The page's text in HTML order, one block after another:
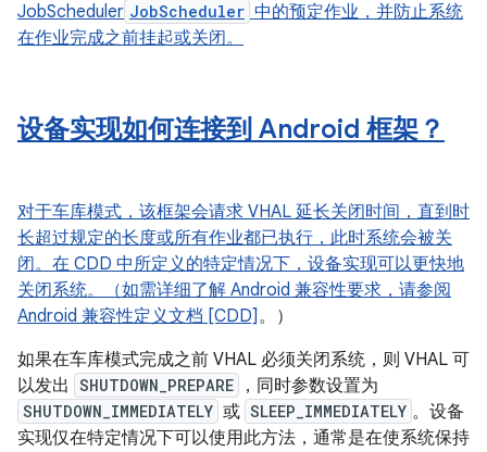
JobScheduler JobScheduler 中的预定作业，并防止系统
在作业完成之前挂起或关闭。
设备实现如何连接到 Android 框架？
对于车库模式，该框架会请求 VHAL 延长关闭时间，直到时
长超过规定的长度或所有作业都已执行，此时系统会被关
闭。在 CDD 中所定义的特定情况下，设备实现可以更快地
关闭系统。（如需详细了解 Android 兼容性要求，请参阅
Android 兼容性定义文档 [CDD] 。）
如果在车库模式完成之前 VHAL 必须关闭系统，则 VHAL 可
以发出 SHUTDOWN_PREPARE ，同时参数设置为
SHUTDOWN_IMMEDIATELY 或 SLEEP_IMMEDIATELY 。设备
实现仅在特定情况下可以使用此方法，通常是在使系统保持